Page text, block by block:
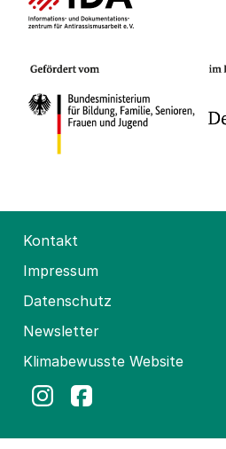
Kontakt
Impressum
Datenschutz
Newsletter
Klimabewusste Website